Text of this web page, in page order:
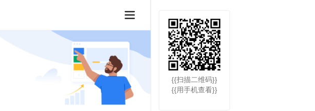
{{扫描二维码}}
{{用手机查看}}